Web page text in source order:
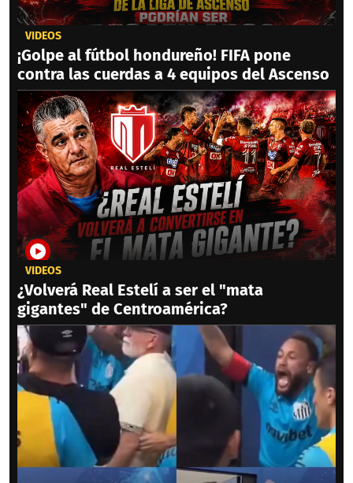
VIDEOS
¡Golpe al fútbol hondureño! FIFA pone
contra las cuerdas a 4 equipos del Ascenso
VIDEOS
¿Volverá Real Estelí a ser el "mata
gigantes" de Centroamérica?